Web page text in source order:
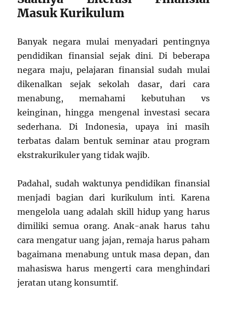
Masuk Kurikulum
Banyak negara mulai menyadari pentingnya
pendidikan finansial sejak dini. Di beberapa
negara maju, pelajaran finansial sudah mulai
dikenalkan sejak sekolah dasar, dari cara
menabung, memahami kebutuhan vs
keinginan, hingga mengenal investasi secara
sederhana. Di Indonesia, upaya ini masih
terbatas dalam bentuk seminar atau program
ekstrakurikuler yang tidak wajib.
Padahal, sudah waktunya pendidikan finansial
menjadi bagian dari kurikulum inti. Karena
mengelola uang adalah skill hidup yang harus
dimiliki semua orang. Anak-anak harus tahu
cara mengatur uang jajan, remaja harus paham
bagaimana menabung untuk masa depan, dan
mahasiswa harus mengerti cara menghindari
jeratan utang konsumtif.